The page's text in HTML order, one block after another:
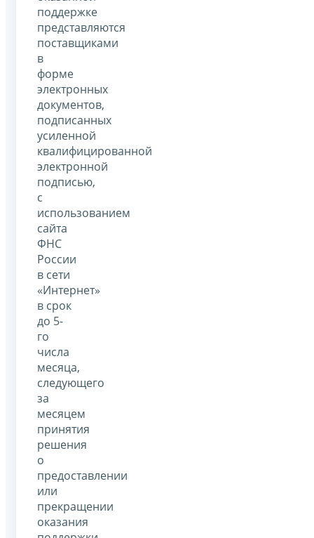
поддержке
представляются
поставщиками
в
форме
электронных
документов,
подписанных
усиленной
квалифицированной
электронной
подписью,
с
использованием
сайта
ФНС
России
в сети
«Интернет»
в срок
до 5-
го
числа
месяца,
следующего
за
месяцем
принятия
решения
о
предоставлении
или
прекращении
оказания